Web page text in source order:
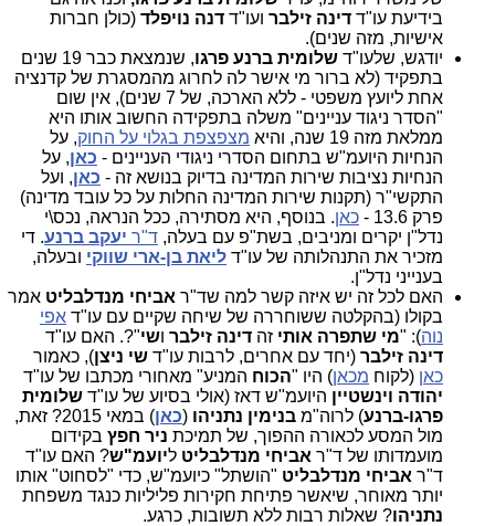
בידיעת עו"ד דינה זילבר ועו"ד דנה נויפלד (כולן חברות
אישיות, מזה שנים).
יודגש, שלעו"ד שלומית ברנע פרגו
, שנמצאת כבר 19 שנים
בתפקיד (לא ברור מי אישר לה לחרוג מהמסגרת של קדנציה
אחת ליועץ משפטי - ללא הארכה, של 7 שנים), אין שום
"הסדר ניגוד עניינים" משלה בתפקידה החשוב אותו היא
ממלאת מזה 19 שנה, והיא
מצפצפת בגלוי על החוק, על
הנחיות היועמ"ש בתחום הסדרי ניגודי העניינים - כאן, על
הנחיות נציבות שירות המדינה בדיוק בנושא זה - כאן, ועל
התקשי"ר (תקנות שירות המדינה החלות על כל עובד מדינה)
פרק 13.6 -
כאן. בנוסף, היא מסתירה, ככל הנראה, נכס\י
נדל"ן יקרים ומניבים, בשת"פ עם בעלה, ד"ר יעקב ברנע. די
מזכיר את התנהלותה של עו"ד ליאת בן-ארי שווקי ובעלה,
בענייני נדל"ן.
האם לכל זה יש איזה קשר למה שד"ר אביחי מנדלבליט אמר
בקולו (בהקלטה ששוחררה של שיחה שקיים עם עו"ד אפי
נוה): "מי שתפרה אותי זה דינה זילבר ושי"?. האם עו"ד
דינה זילבר (יחד עם אחרים, לרבות עו"ד שי ניצן), כאמור
כאן (לקוח מכאן) היו "הכוח המניע" מאחורי מכתבו של עו"ד
יהודה וינשטיין היועמ"ש דאז (אולי בסיוע של עו"ד שלומית
פרגו-ברנע) לרוה"מ בנימין נתניהו (כאן
) במאי 2015? זאת,
מול המסע לכאורה ההפוך, של תמיכת ניר חפץ בקידום
מועמדותו של ד"ר אביחי מנדלבליט ליועמ"ש? האם עו"ד
ד"ר אביחי מנדלבליט "הושתל" כיועמ"ש, כדי "לסחוט" אותו
יותר מאוחר, שיאשר פתיחת חקירות פליליות כנגד משפחת
נתניהו? שאלות רבות ללא תשובות, כרגע.